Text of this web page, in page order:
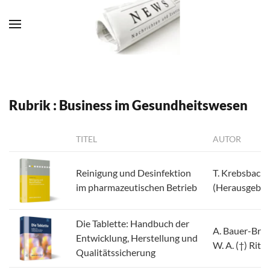
Zum Hauptinhalt springen
Rubrik : Business im Gesundheitswesen
TITEL AUTOR
Reinigung und Desinfektion
im pharmazeutischen Betrieb
T. Krebsbach
Die Tablette: Handbuch der
Entwicklung, Herstellung und
Qualitätssicherung
A. Bauer-
W. A. (†)